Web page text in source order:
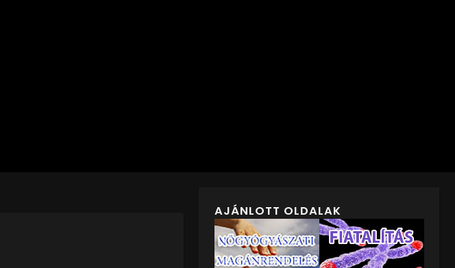
AJÁNLOTT OLDALAK